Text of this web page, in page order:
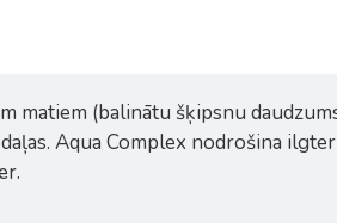
matiem (balinātu šķipsnu
Aqua Complex nodrošina